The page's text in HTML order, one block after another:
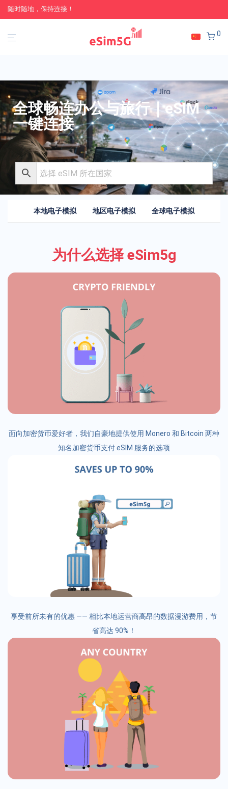
随时随地，保持连接！
0
全球畅连办公与旅行｜eSIM
一键连接
本地电子模拟 地区电子模拟 全球电子模拟
为什么选择 eSim5g
面向加密货币爱好者，我们自豪地提供使用 Monero 和 Bitcoin 两种
知名加密货币支付 eSIM 服务的选项
享受前所未有的优惠 —— 相比本地运营商高昂的数据漫游费用，节
省高达 90%！